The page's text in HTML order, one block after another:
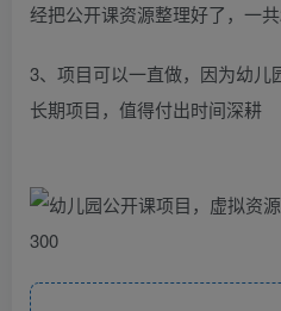
经把公开课资源整理好了，一
3、项目可以一直做，因为幼儿
长期项目，值得付出时间深耕